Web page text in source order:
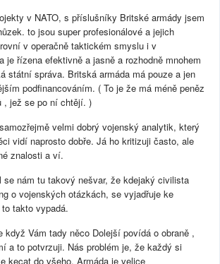
v NATO, s příslušníky Britské armády jsem
to jsou super profesionálové a jejich
v operačně taktickém smyslu i v
je řízena efektivně a jasně a rozhodně mnohem
státní správa. Britská armáda má pouze a jen
podfinancováním. ( To je že má méně peněz
, jež se po ní chtějí. )
velmi dobrý vojenský analytik, který
vidí naprosto dobře. Já ho kritizuji často, ale
znalosti a ví.
nám tu takový nešvar, že kdejaký civilista
o vojenských otázkách, se vyjadřuje ke
takto vypadá.
když Vám tady něco Dolejší povídá o obraně ,
a to potvrzuji. Nás problém je, že každý si
kecat do všeho. Armáda je velice